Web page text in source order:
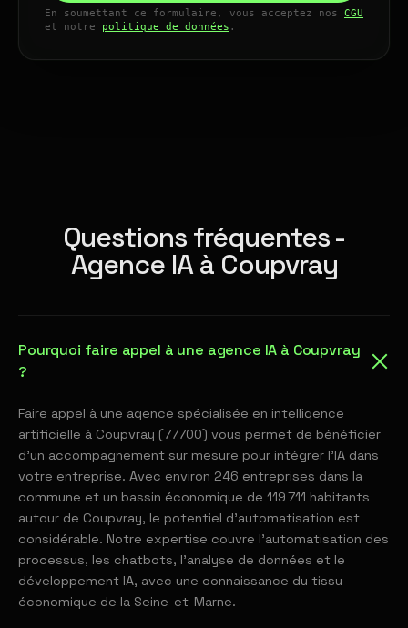
En soumettant ce formulaire, vous acceptez nos CGU
et notre politique de données .
Questions fréquentes -
Agence IA à Coupvray
Pourquoi faire appel à une agence IA à Coupvray
?
Faire appel à une agence spécialisée en intelligence
artificielle à Coupvray (77700) vous permet de bénéficier
d'un accompagnement sur mesure pour intégrer l'IA dans
votre entreprise. Avec environ 246 entreprises dans la
commune et un bassin économique de 119 711 habitants
autour de Coupvray, le potentiel d'automatisation est
considérable. Notre expertise couvre l'automatisation des
processus, les chatbots, l'analyse de données et le
développement IA, avec une connaissance du tissu
économique de la Seine-et-Marne.